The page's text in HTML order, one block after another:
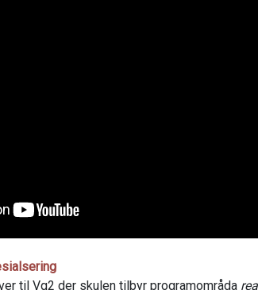
til Vg2 der skulen tilbyr programområda